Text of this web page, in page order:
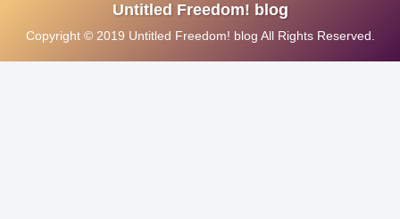
Untitled Freedom! blog
Copyright © 2019 Untitled Freedom! blog All Rights Reserved.